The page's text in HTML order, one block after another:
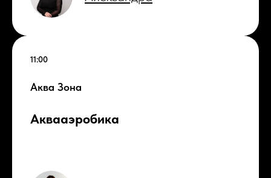
11:00
Аква Зона
Аквааэробика